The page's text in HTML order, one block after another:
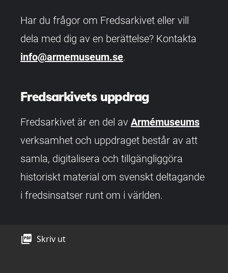
Har du frågor om Fredsarkivet eller vill
dela med dig av en berättelse? Kontakta
info@armemuseum.se.
Fredsarkivets uppdrag
Fredsarkivet är en del av Armémuseums
verksamhet och uppdraget består av att
samla, digitalisera och tillgängliggöra
historiskt material om svenskt deltagande
i fredsinsatser runt om i världen.
picture_as_pdf Skriv ut